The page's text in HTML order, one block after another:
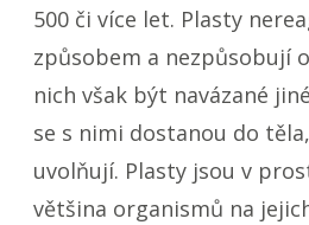
500 či více let. Plasty
způsobem a nezpůsobují
nich však být navázané
se s nimi dostanou do
uvolňují. Plasty jsou v
většina organismů na